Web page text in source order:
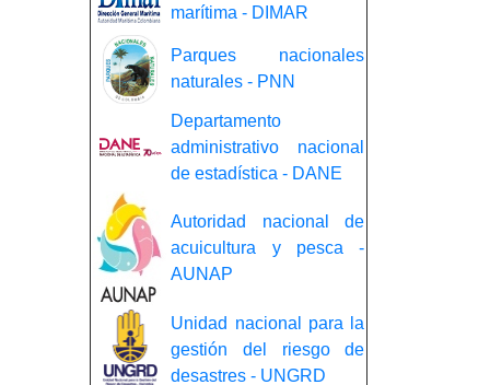
marítima - DIMAR
Parques nacionales
naturales - PNN
Departamento
administrativo nacional
de estadística - DANE
Autoridad nacional de
acuicultura y pesca -
AUNAP
Unidad nacional para la
gestión del riesgo de
desastres - UNGRD